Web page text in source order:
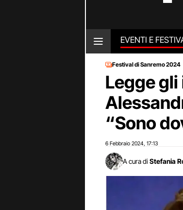
EVENTI E
Festival di Sanremo 2024
Legge
“Sono
6 Febbraio 2024 17:13
A cura di Stefania